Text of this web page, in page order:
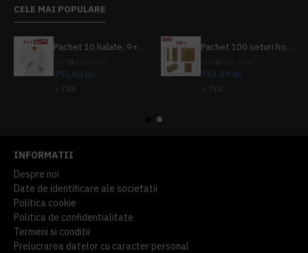
CELE MAI POPULARE
Pachet 10 halate, 9+1 gratuit
755,82 lei
+ TVA
Pachet 100 seturi hoteliere, set dentar, set barbierit, casca de dus, pila unghii, set cusut
533,69 lei
+ TVA
INFORMATII
Despre noi
Date de identificare ale societatii
Politica cookie
Politica de confidentialitate
Termeni si conditii
Prelucrarea datelor cu caracter personal